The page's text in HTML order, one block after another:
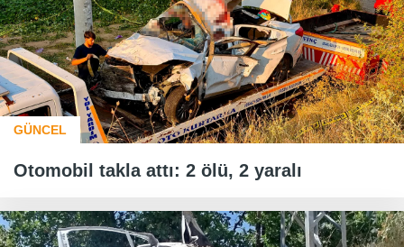
GÜNCEL
Otomobil takla attı: 2 ölü, 2 yaralı